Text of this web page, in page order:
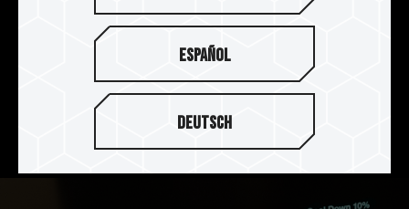
T-FORCE XTREEM DDR5는 2mm 두께의 알루미늄
합금 방열판을 사용하여 품질과 열용량을 동시에 향
상시키며 열전도율이 높은 열전도 실리콘을 첨가하
여 PMIC의 방열 효과를 강화하며 내산성, 내식성,
녹 방지 및 비전도성 양극 표면 처리로 완벽한 방열
효과를 얻을 수 있습니다.
Español
Deutsch